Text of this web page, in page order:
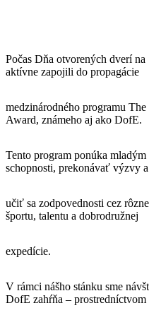
Počas Dňa otvorených dverí
aktívne zapojili do propagácie
medzinárodného programu
Award, známeho aj ako DofE.
Tento program ponúka
schopnosti, prekonávať výzvy a
učiť sa zodpovednosti cez
športu, talentu a dobrodružnej
expedície.
V rámci nášho stánku sme
DofE zahŕňa – prostredníctvom